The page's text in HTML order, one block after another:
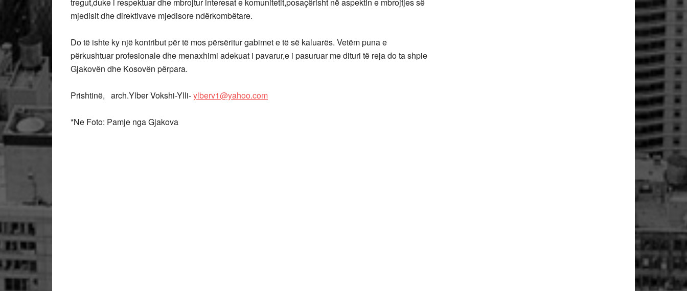
mjedisit dhe direktivave mjedisore ndërkombëtare.
Do të ishte ky një kontribut për të mos përsëritur gabimet e të së kaluarës. Vetëm puna e
përkushtuar profesionale dhe menaxhimi adekuat i pavarur,e i pasuruar me dituri të reja do ta shpie
Gjakovën dhe Kosovën përpara.
Prishtinë, arch.Ylber Vokshi-Ylli-ylberv1@yahoo.com
*Ne Foto: Pamje nga Gjakova